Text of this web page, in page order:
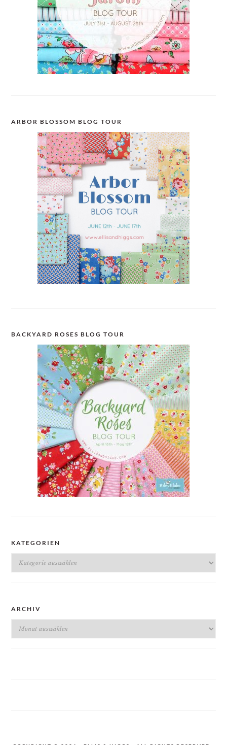
ARBOR BLOSSOM BLOG TOUR
BACKYARD ROSES BLOG TOUR
KATEGORIEN
Kategorien
ARCHIV
Archiv